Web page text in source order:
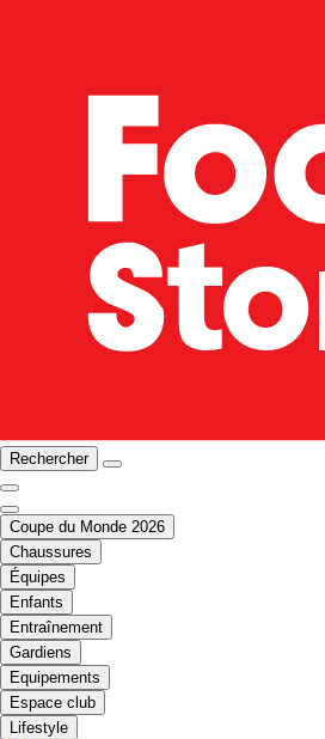
Rechercher
Coupe du Monde 2026
Chaussures
Équipes
Enfants
Entraînement
Gardiens
Equipements
Espace club
Lifestyle